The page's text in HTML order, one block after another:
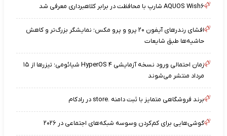
AQUOS Wish۶ شارپ با محافظت در برابر کلاهبرداری معرفی شد
افشای رندرهای آیفون ۲۰ پرو و پرو مکس؛ نمایشگر بزرگ‌تر و کاهش
حاشیه‌ها طبق شایعات
زمان احتمالی ورود نسخه آزمایشی HyperOS ۴ شیائومی؛ تیزرها از ۱۵
مرداد منتشر می‌شوند
برند فروشگاهی متمایز با ثبت دامنه .store در رادکام
گوشی‌هایی برای کم‌کردن وسوسه شبکه‌های اجتماعی در ۲۰۲۶